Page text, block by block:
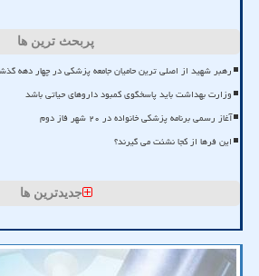
پربحث ترین ها
رهبر شهید از اصلی ترین حامیان جامعه پزشکی در چهار دهه
وزارت بهداشت باید پاسخگوی کمبود داروهای حیاتی باشد
آغاز رسمی برنامه پزشکی خانواده در ۲۰ شهر فاز دوم
این فرها از کجا نشئت می گیرند؟
جدیدترین ها